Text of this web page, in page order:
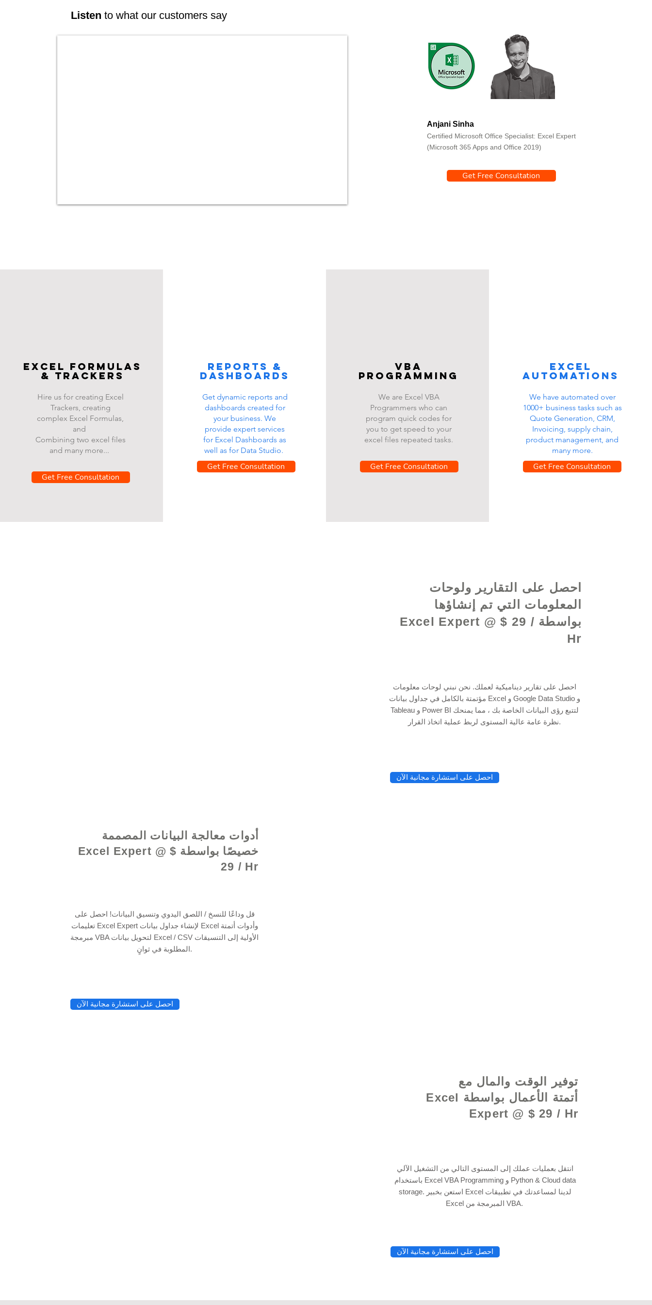
Listen to what our customers say
Anjani Sinha
Certified Microsoft Office Specialist: Excel Expert
(Microsoft 365 Apps and Office 2019)
Get Free Consultation
Excel FOrmulas
& Trackers
Hire us for creating Excel
Trackers, creating
complex Excel Formulas,
and
Combining two excel files
and many more...
Get Free Consultation
Reports &
dashboards
Get dynamic reports and
dashboards created for
your business. We
provide expert services
for Excel Dashboards as
well as for Data Studio.
Get Free Consultation
VBA
programming
We are Excel VBA
Programmers who can
program quick codes for
you to get speed to your
excel files repeated tasks.
Get Free Consultation
Excel
automations
We have automated over
1000+ business tasks such as
Quote Generation, CRM,
Invoicing, supply chain,
product management, and
many more.
Get Free Consultation
احصل على التقارير ولوحات
المعلومات التي تم إنشاؤها
بواسطة Excel Expert @ $ 29 /
Hr
احصل على تقارير ديناميكية لعملك. نحن نبني لوحات معلومات
مؤتمتة بالكامل في جداول بيانات Excel و Google Data Studio و
Tableau و Power BI لتتبع رؤى البيانات الخاصة بك ، مما يمنحك
نظرة عامة عالية المستوى لربط عملية اتخاذ القرار.
احصل على استشارة مجانية الآن
أدوات معالجة البيانات المصممة
خصيصًا بواسطة Excel Expert @ $
29 / Hr
قل وداعًا للنسخ / اللصق اليدوي وتنسيق البيانات! احصل على
تعليمات Excel Expert لإنشاء جداول بيانات Excel وأدوات أتمتة
مبرمجة VBA لتحويل بيانات Excel / CSV الأولية إلى التنسيقات
المطلوبة في ثوانٍ.
احصل على استشارة مجانية الآن
توفير الوقت والمال مع
أتمتة الأعمال بواسطة Excel
Expert @ $ 29 / Hr
انتقل بعمليات عملك إلى المستوى التالي من التشغيل الآلي
باستخدام Excel VBA Programming و Python & Cloud data
storage. استعن بخبير Excel لدينا لمساعدتك في تطبيقات
Excel المبرمجة من VBA.
احصل على استشارة مجانية الآن